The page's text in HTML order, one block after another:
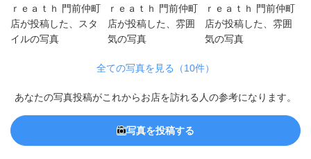
全ての写真を見る（10件）
あなたの写真投稿がこれからお店を訪れる人の参考になります。
写真を投稿する